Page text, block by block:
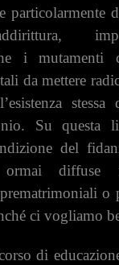
particolarmente
i mutamenti
da mettere
stessa
Su questa
del
diffuse
o
ci vogliamo
di